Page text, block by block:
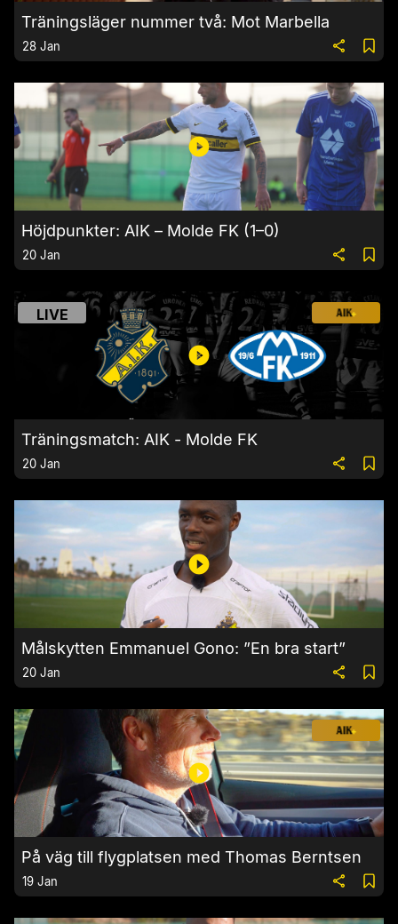
Träningsläger nummer två: Mot Marbella
28 Jan
Höjdpunkter: AIK – Molde FK (1–0)
20 Jan
LIVE
Träningsmatch: AIK - Molde FK
20 Jan
Målskytten Emmanuel Gono: ”En bra start”
20 Jan
På väg till flygplatsen med Thomas Berntsen
19 Jan